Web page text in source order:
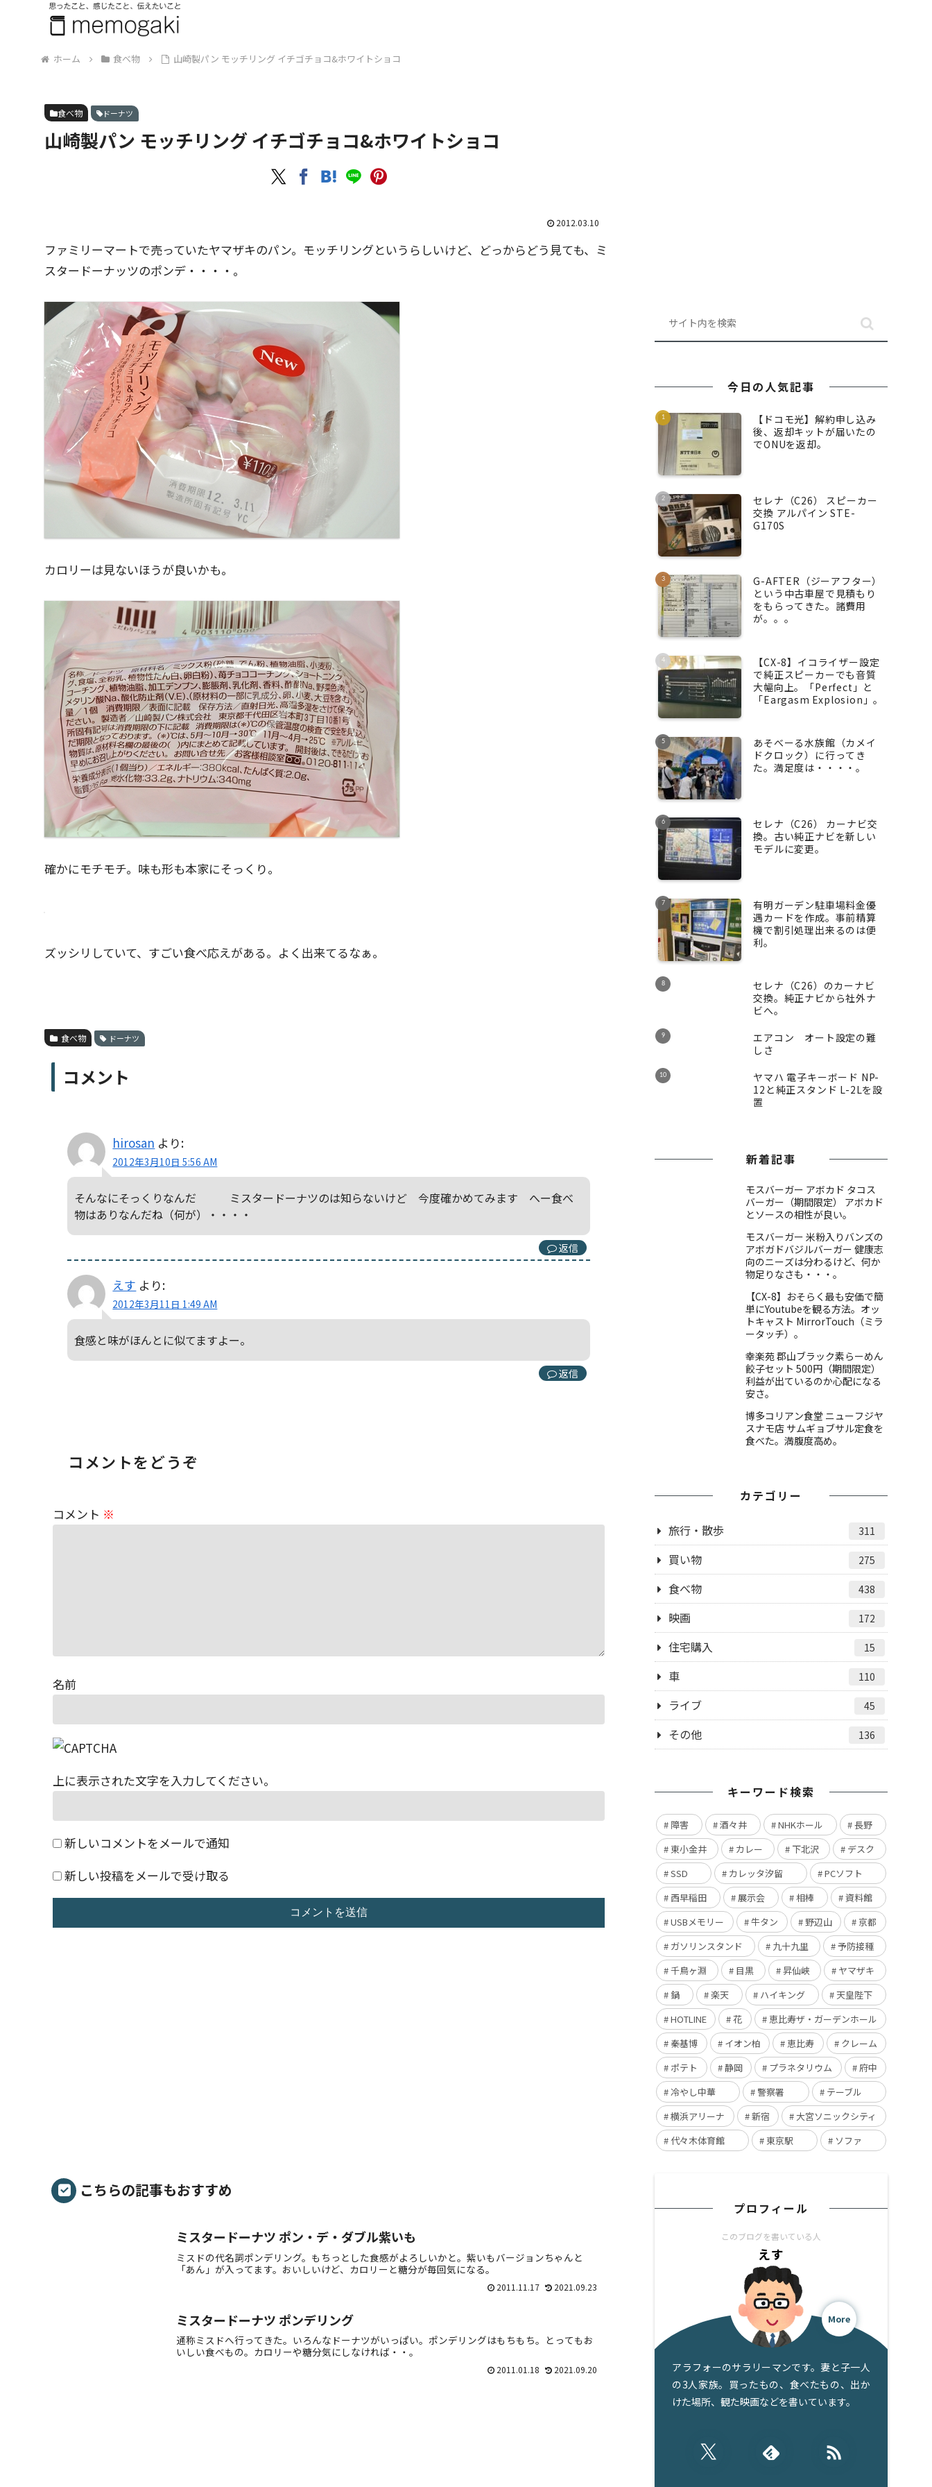
ホーム 食べ物 山崎製パン モッチリング イチゴチョコ&ホワイトショコ
食べ物 ドーナツ
山崎製パン モッチリング イチゴチョコ&ホワイトショコ
2012.03.10
ファミリーマートで売っていたヤマザキのパン。モッチリングというらしいけど、どっからどう見ても、ミ
スタードーナッツのポンデ・・・・。
カロリーは見ないほうが良いかも。
確かにモチモチ。味も形も本家にそっくり。
ズッシリしていて、すごい食べ応えがある。よく出来てるなぁ。
食べ物 ドーナツ
コメント
hirosan より:
2012年3月10日 5:56 AM
そんなにそっくりなんだ ミスタードーナツのは知らないけど 今度確かめてみます へー食べ
物はありなんだね（何が）・・・・
返信
えす より:
2012年3月11日 1:49 AM
食感と味がほんとに似てますよー。
返信
コメントをどうぞ
コメント ※
名前
上に表示された文字を入力してください。
新しいコメントをメールで通知
新しい投稿をメールで受け取る
こちらの記事もおすすめ
ミスタードーナツ ポン・デ・ダブル紫いも
ミスドの代名詞ポンデリング。もちっとした食感がよろしいかと。紫いもバージョンちゃんと
「あん」が入ってます。おいしいけど、カロリーと糖分が毎回気になる。
2011.11.17 2021.09.23
ミスタードーナツ ポンデリング
通称ミスドへ行ってきた。いろんなドーナツがいっぱい。ポンデリングはもちもち。とってもお
いしい食べもの。カロリーや糖分気にしなければ・・。
2011.01.18 2021.09.20
今日の人気記事
【ドコモ光】解約申し込み
後、返却キットが届いたの
でONUを返却。
セレナ（C26） スピーカー
交換 アルパイン STE-
G170S
G-AFTER（ジーアフター）
という中古車屋で見積もり
をもらってきた。諸費用
が。。。
【CX-8】イコライザー設定
で純正スピーカーでも音質
大幅向上。「Perfect」と
「Eargasm Explosion」。
あそべーる水族館（カメイ
ドクロック）に行ってき
た。満足度は・・・・。
セレナ（C26） カーナビ交
換。古い純正ナビを新しい
モデルに変更。
有明ガーデン駐車場料金優
遇カードを作成。事前精算
機で割引処理出来るのは便
利。
セレナ（C26）のカーナビ
交換。純正ナビから社外ナ
ビへ。
エアコン オート設定の難
しさ
ヤマハ 電子キーボード NP-
12と純正スタンド L-2Lを設
置
新着記事
モスバーガー アボカド タコス
バーガー（期間限定） アボカド
とソースの相性が良い。
モスバーガー 米粉入りバンズの
アボガドバジルバーガー 健康志
向のニーズは分わるけど、何か
物足りなさも・・・。
【CX-8】おそらく最も安価で簡
単にYoutubeを観る方法。オッ
トキャスト MirrorTouch（ミラ
ータッチ）。
幸楽苑 郡山ブラック素らーめん
餃子セット 500円（期間限定）
利益が出ているのか心配になる
安さ。
博多コリアン食堂 ニューフジヤ
スナモ店 サムギョブサル定食を
食べた。満腹度高め。
カテゴリー
旅行・散歩 311
買い物 275
食べ物 438
映画 172
住宅購入 15
車 110
ライブ 45
その他 136
キーワード検索
障害 酒々井 NHKホール
長野
東小金井
カレー 下北沢
デスク
SSD
カレッタ汐留
PCソフト
西早稲田
展示会 相棒
資料館
USBメモリー
牛タン 野辺山
京都
ガソリンスタンド
九十九里
予防接種
千鳥ヶ淵
目黒 昇仙峡
ヤマザキ
鍋
楽天 ハイキング
天皇陛下
HOTLINE
花
恵比寿ザ・ガーデンホール
秦基博
イオン柏 恵比寿
クレーム
ポテト
静岡 プラネタリウム
府中
冷やし中華
警察署
テーブル
横浜アリーナ
新宿
大宮ソニックシティ
代々木体育館
東京駅 ソファ
プロフィール
このブログを書いている人
えす
More
アラフォーのサラリーマンです。妻と子一人
の3人家族。買ったもの、食べたもの、出か
けた場所、観た映画などを書いています。